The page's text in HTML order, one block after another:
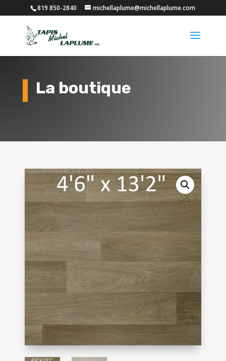
819 850-2840 michellaplume@michellaplume.com
La boutique